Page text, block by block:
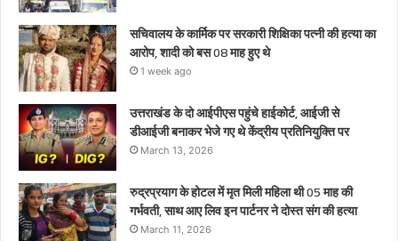
सचिवालय के कार्मिक पर सरकारी शिक्षिका पत्नी की हत्या का
आरोप, शादी को बस 08 माह हुए थे
1 week ago
उत्तराखंड के दो आईपीएस पहुंचे हाईकोर्ट, आईजी से
डीआईजी बनाकर भेजे गए थे केंद्रीय प्रतिनियुक्ति पर
March 13, 2026
रुद्रप्रयाग के होटल में मृत मिली महिला थी 05 माह की
गर्भवती, साथ आए लिव इन पार्टनर ने दोस्त संग की हत्या
March 11, 2026